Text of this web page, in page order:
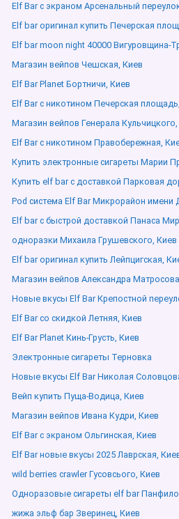
Elf Bar с экраном Арсенальный
Elf bar оригинал купить Печерская
Elf bar moon night 40000 Вигуровщина-
Магазин вейпов Чешская, Киев
Elf Bar Planet Бортничи, Киев
Elf Bar с никотином Печерская
Магазин вейпов Генерала
Elf Bar с никотином Правобережная,
Купить электронные сигареты Марии
Купить elf bar с доставкой Парковая
Pod система Elf Bar Микрорайон имени
Elf bar с быстрой доставкой Панаса
одноразки Михаила Грушевского, Киев
Elf bar оригинал купить Лейпцигская,
Магазин вейпов Александра
Новые вкусы Elf Bar Крепостной
Elf Bar со скидкой Летняя, Киев
Elf Bar Planet Кинь-Грусть, Киев
Электронные сигареты Терновка
Новые вкусы Elf Bar Николая
Вейп купить Пуща-Водица, Киев
Магазин вейпов Ивана Кудри, Киев
Elf Bar с экраном Ольгинская, Киев
Elf Bar новые вкусы 2025 Лаврская,
wild berries crawler Гусовсього, Киев
Одноразовые сигареты elf bar
жижа эльф бар Зверинец, Киев